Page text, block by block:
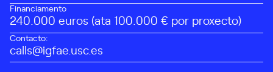
Financiamento
240.000 euros (ata 100.000 € por proxecto)
Contacto:
calls@igfae.usc.es